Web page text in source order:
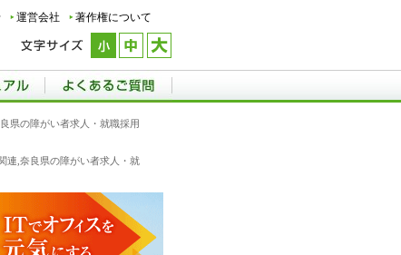
運営会社
著作権について
県の障がい者求人・就職採用
連,奈良県の障がい者求人・就